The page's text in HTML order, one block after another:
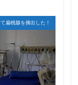
扁桃腺を摘出した！